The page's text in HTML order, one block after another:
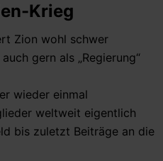
Krieg
Zion wohl schwer
gern als „Regierung“
wieder einmal
weltweit eigentlich
bis zuletzt Beiträge an die